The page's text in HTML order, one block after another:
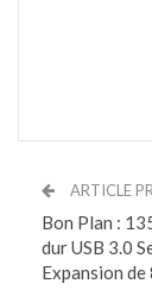
ARTICLE
Bon Plan :
dur USB 3.0
Expansion de